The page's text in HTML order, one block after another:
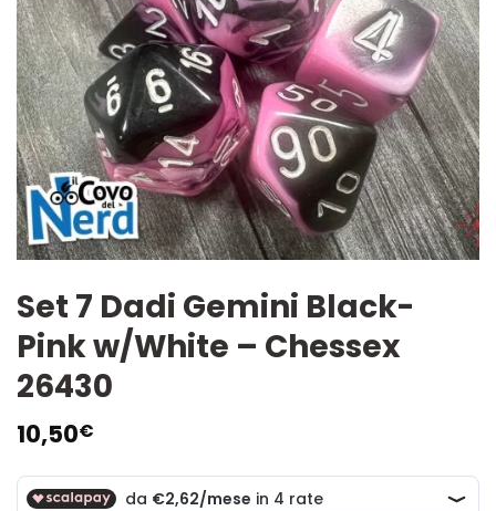
Set 7 Dadi Gemini Black-
Pink w/White – Chessex
26430
10,50€